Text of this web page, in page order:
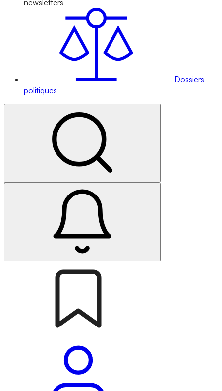
newsletters
Dossiers
politiques